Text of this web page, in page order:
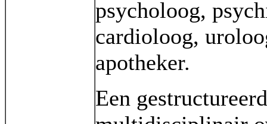
psycholoog,
cardioloog,
apotheker.
Een gestructureerd